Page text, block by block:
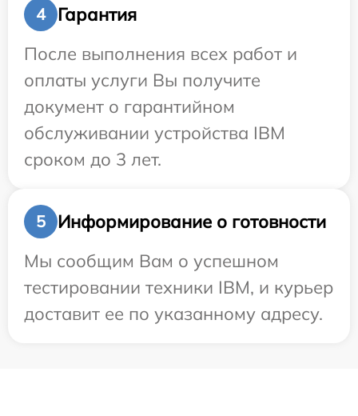
4
Гарантия
После выполнения всех работ и
оплаты услуги Вы получите
документ о гарантийном
обслуживании устройства IBM
сроком до 3 лет.
5
Информирование о готовности
Мы сообщим Вам о успешном
тестировании техники IBM, и курьер
доставит ее по указанному адресу.